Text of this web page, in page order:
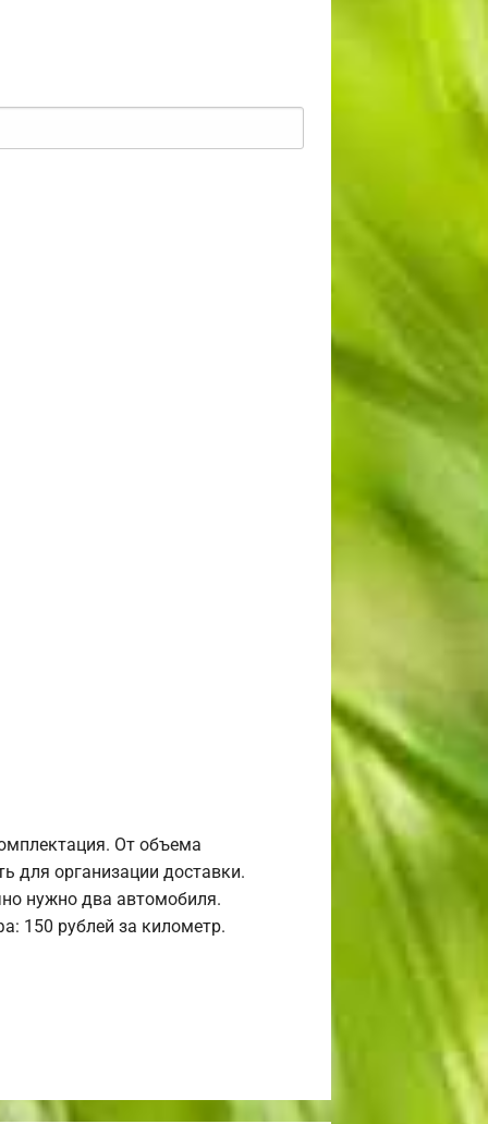
От объема
для организации доставки.
нужно два автомобиля.
150 рублей за километр.